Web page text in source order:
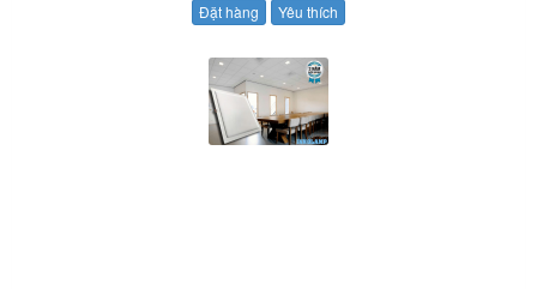
Đặt hàng Yêu thích